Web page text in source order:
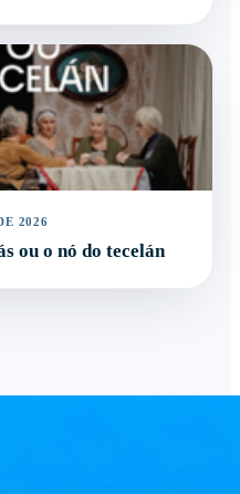
2026
ou o nó do tecelán